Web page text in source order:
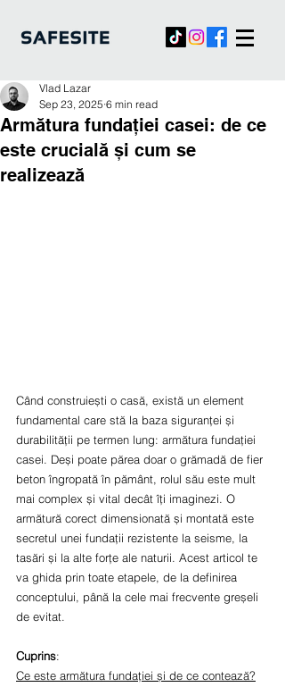
Armătura fundației casei: de ce
este crucială și cum se
realizează
Vlad Lazar
Sep 23, 2025 6 min read
Când construiești o casă, există un element
fundamental care stă la baza siguranței și
durabilității pe termen lung: armătura fundației
casei. Deși poate părea doar o grămadă de fier
beton îngropată în pământ, rolul său este mult
mai complex și vital decât îți imaginezi. O
armătură corect dimensionată și montată este
secretul unei fundații rezistente la seisme, la
tasări și la alte forțe ale naturii. Acest articol te
va ghida prin toate etapele, de la definirea
conceptului, până la cele mai frecvente greșeli
de evitat.
Cuprins:
Ce este armătura fundației și de ce contează?